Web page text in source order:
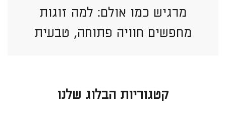
מרגיש כמו אולם: למה זוגות
מחפשים חוויה פתוחה, טבעית
קטגוריות הבלוג שלנו